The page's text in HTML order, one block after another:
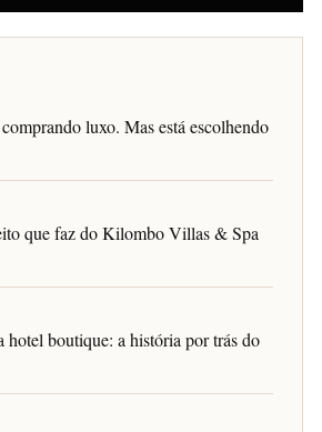
luxo. Mas está escolhendo
que faz do Kilombo Villas & Spa
hotel boutique: a história por trás do